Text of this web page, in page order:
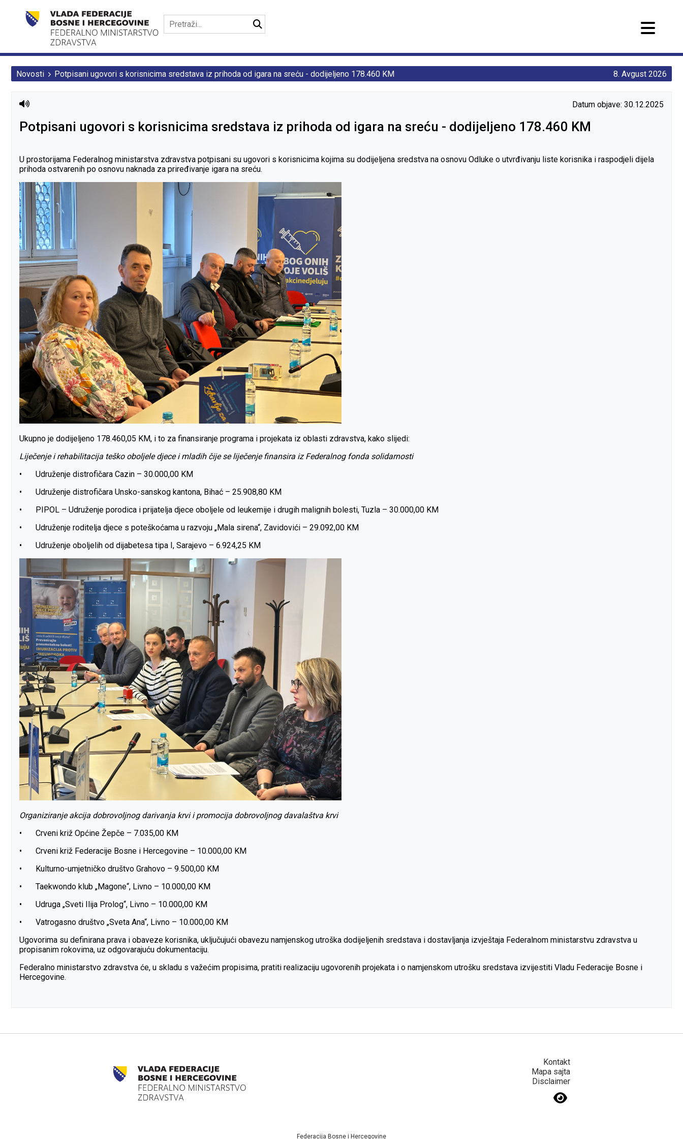
Novosti Potpisani ugovori s korisnicima sredstava iz prihoda od igara na sreću - dodijeljeno 178.460 KM 8. Avgust 2026
Datum objave: 30.12.2025
Potpisani ugovori s korisnicima sredstava iz prihoda od igara na sreću - dodijeljeno 178.460 KM
U prostorijama Federalnog ministarstva zdravstva potpisani su ugovori s korisnicima kojima su dodijeljena sredstva na osnovu Odluke o utvrđivanju liste korisnika i raspodjeli dijela
prihoda ostvarenih po osnovu naknada za priređivanje igara na sreću.
Ukupno je dodijeljeno 178.460,05 KM, i to za finansiranje programa i projekata iz oblasti zdravstva, kako slijedi:
Liječenje i rehabilitacija teško oboljele djece i mladih čije se liječenje finansira iz Federalnog fonda solidarnosti
•
Udruženje distrofičara Cazin – 30.000,00 KM
•
Udruženje distrofičara Unsko-sanskog kantona, Bihać – 25.908,80 KM
•
PIPOL – Udruženje porodica i prijatelja djece oboljele od leukemije i drugih malignih bolesti, Tuzla – 30.000,00 KM
•
Udruženje roditelja djece s poteškoćama u razvoju „Mala sirena“, Zavidovići – 29.092,00 KM
•
Udruženje oboljelih od dijabetesa tipa I, Sarajevo – 6.924,25 KM
Organiziranje akcija dobrovoljnog darivanja krvi i promocija dobrovoljnog davalaštva krvi
•
Crveni križ Općine Žepče – 7.035,00 KM
•
Crveni križ Federacije Bosne i Hercegovine – 10.000,00 KM
•
Kulturno-umjetničko društvo Grahovo – 9.500,00 KM
•
Taekwondo klub „Magone“, Livno – 10.000,00 KM
•
Udruga „Sveti Ilija Prolog“, Livno – 10.000,00 KM
•
Vatrogasno društvo „Sveta Ana“, Livno – 10.000,00 KM
Ugovorima su definirana prava i obaveze korisnika, uključujući obavezu namjenskog utroška dodijeljenih sredstava i dostavljanja izvještaja Federalnom ministarstvu zdravstva u
propisanim rokovima, uz odgovarajuću dokumentaciju.
Federalno ministarstvo zdravstva će, u skladu s važećim propisima, pratiti realizaciju ugovorenih projekata i o namjenskom utrošku sredstava izvijestiti Vladu Federacije Bosne i
Hercegovine.
Kontakt
Mapa sajta
Disclaimer
Federacija Bosne i Hercegovine